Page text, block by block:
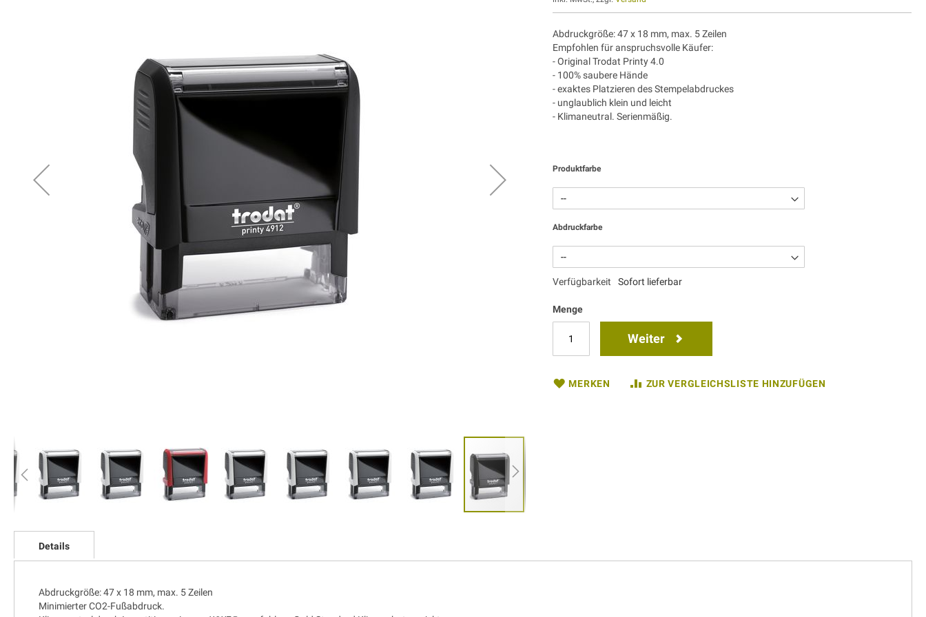
Anfang
Bildgalerie
Abdruckgröße: 47 x 18 mm, max. 5 Zeilen
Empfohlen für anspruchsvolle Käufer:
- Original Trodat Printy 4.0
- 100% saubere Hände
- exaktes Platzieren des Stempelabdruckes
- unglaublich klein und leicht
- Klimaneutral. Serienmäßig.
Produktfarbe
Abdruckfarbe
Verfügbarkeit Sofort lieferbar
Menge
Weiter
MERKEN ZUR VERGLEICHSLISTE HINZUFÜGEN
Details
Abdruckgröße: 47 x 18 mm, max. 5 Zeilen
Minimierter CO2-Fußabdruck.